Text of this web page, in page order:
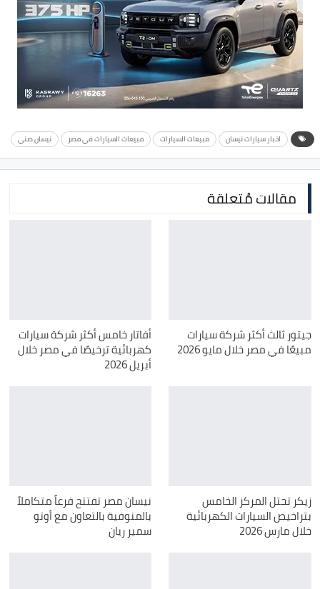
اخبار سيارات نيسان مبيعات السيارات مبيعات السيارات في مصر نيسان صني
مقالات مُتعلقة
جيتور ثالث أكثر شركة سيارات
مبيعًا في مصر خلال مايو 2026
أفاتار خامس أكثر شركة سيارات
كهربائية ترخيصًا في مصر خلال
أبريل 2026
زيكر تحتل المركز الخامس
بتراخيص السيارات الكهربائية
خلال مارس 2026
نيسان مصر تفتتح فرعاً متكاملاً
بالمنوفية بالتعاون مع أوتو
سمير ريان